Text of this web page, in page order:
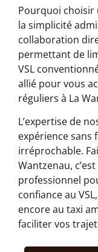
Pourquoi choisir
la simplicité
collaboration
permettant de
VSL
allié pour vous
réguliers à La
L’expertise de
expérience sans
irréprochable.
Wantzenau,
professionnel
confiance au
encore au taxi
faciliter vos